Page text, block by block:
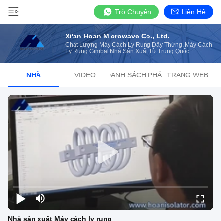
Trò Chuyện Liên Hệ
Xi'an Hoan Microwave Co., Ltd.
Chất Lượng Máy Cách Ly Rung Dây Thừng, Máy Cách
Ly Rung Gimbal Nhà Sản Xuất Từ Trung Quốc
NHÀ VIDEO DANH SÁCH PHÁT TRANG WEB
Nhà sản xuất Máy cách ly rung